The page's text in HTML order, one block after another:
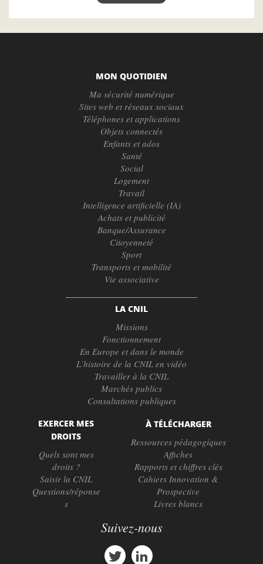
MON QUOTIDIEN
Ma sécurité numérique
Sites web et réseaux sociaux
Téléphones et applications
Objets connectés
Enfants et ados
Santé
Social
Logement
Travail
Intelligence artificielle (IA)
Achats et publicité
Banque/Assurance
Citoyenneté
Sport
Transports et mobilité
Vie associative
LA CNIL
Missions
Fonctionnement
En Europe et dans le monde
L’histoire de la CNIL en vidéo
Travailler à la CNIL
Marchés publics
Consultations publiques
EXERCER MES
DROITS
Quels sont mes
droits ?
Saisir la CNIL
Questions/réponse
s
À TÉLÉCHARGER
Ressources pédagogiques
Affiches
Rapports et chiffres clés
Cahiers Innovation &
Prospective
Livres blancs
Suivez-nous